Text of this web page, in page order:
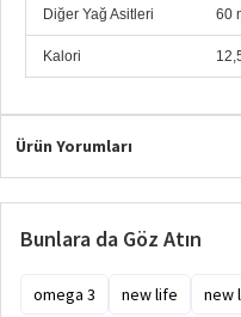
Diğer Yağ Asitleri 60
Kalori
Ürün Yorumları
Bunlara da Göz Atın
omega 3 new life new